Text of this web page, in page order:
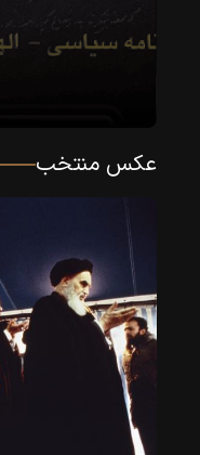
عکس منتخب
نماز
نوفل‌لوشاتو